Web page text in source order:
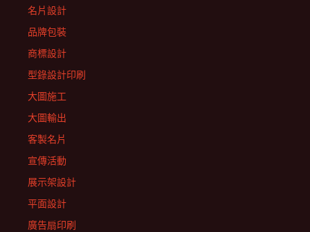
名片設計
品牌包裝
商標設計
型錄設計印刷
大圖施工
大圖輸出
客製名片
宣傳活動
展示架設計
平面設計
廣告扇印刷